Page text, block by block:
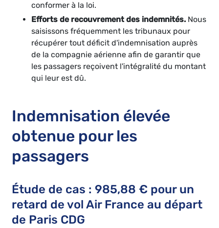
conformer à la loi.
Efforts de recouvrement des indemnités. Nous
saisissons fréquemment les tribunaux pour
récupérer tout déficit d'indemnisation auprès
de la compagnie aérienne afin de garantir que
les passagers reçoivent l'intégralité du montant
qui leur est dû.
Indemnisation élevée
obtenue pour les
passagers
Étude de cas : 985,88 € pour un
retard de vol Air France au départ
de Paris CDG